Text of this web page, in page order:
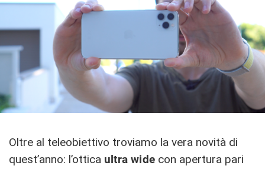
Oltre al teleobiettivo troviamo la vera novità di
quest’anno: l’ottica ultra wide con apertura pari